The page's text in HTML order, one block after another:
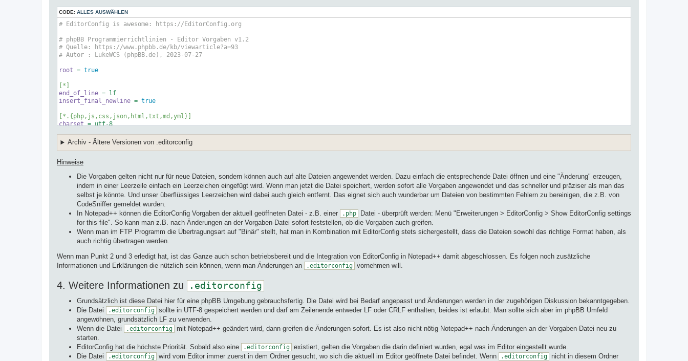
CODE: ALLES AUSWÄHLEN
# EditorConfig is awesome: https://EditorConfig.org
# phpBB Programmierrichtlinien - Editor Vorgaben v1.2
# Quelle: https://www.phpbb.de/kb/viewarticle?a=93
# Autor : LukeWCS (phpBB.de), 2023-07-27
root = true
[*]
end_of_line
insert_final_newline = true
[*.{php,js,css,json,html,txt,md,yml}]
charset = utf-8
indent_size = 4
trim_trailing_whitespace
[*.{txt,md,yml}]
[*.{json,yml}]
indent_style
Archiv - Ältere Versionen von .editorconfig
Hinweise
Die Vorgaben gelten nicht nur für neue Dateien, sondern können auch auf alte Dateien angewendet werden. Dazu einfach die entsprechende Datei öffnen und eine "Änderung" erzeugen,
indem in einer Leerzeile einfach ein Leerzeichen eingefügt wird. Wenn man jetzt die Datei speichert, werden sofort alle Vorgaben angewendet und das schneller und präziser als man das
selbst je könnte. Und unser überflüssiges Leerzeichen wird dabei auch gleich entfernt. Das eignet sich auch wunderbar um Dateien von bestimmten Fehlern zu bereinigen, die z.B. von
CodeSniffer gemeldet wurden.
In Notepad++ können die EditorConfig Vorgaben der aktuell geöffneten Datei - z.B. einer
.php
Datei - überprüft werden: Menü "Erweiterungen > EditorConfig > Show EditorConfig settings
for this file". So kann man z.B. nach Änderungen an der Vorgaben-Datei sofort feststellen, ob die Vorgaben auch greifen.
Wenn man im FTP Programm die Übertragungsart auf "Binär" stellt, hat man in Kombination mit EditorConfig stets sichergestellt, dass die Dateien sowohl das richtige Format haben, als
auch richtig übertragen werden.
Wenn man Punkt 2 und 3 erledigt hat, ist das Ganze auch schon betriebsbereit und die Integration von EditorConfig in Notepad++ damit abgeschlossen. Es folgen noch zusätzliche
Informationen und Erklärungen die nützlich sein können, wenn man Änderungen an
.editorconfig vornehmen will.
4. Weitere Informationen zu .editorconfig
Grundsätzlich ist diese Datei hier für eine phpBB Umgebung gebrauchsfertig. Die Datei wird bei Bedarf angepasst und Änderungen werden in der zugehörigen Diskussion bekanntgegeben.
Die Datei
.editorconfig sollte in UTF-8 gespeichert werden und darf am Zeilenende entweder LF oder CRLF enthalten, beides ist erlaubt. Man sollte sich aber im phpBB Umfeld
angewöhnen, grundsätzlich LF zu verwenden.
Wenn die Datei
.editorconfig
mit Notepad++ geändert wird, dann greifen die Änderungen sofort. Es ist also nicht nötig Notepad++ nach Änderungen an der Vorgaben-Datei neu zu
starten.
EditorConfig hat die höchste Priorität. Sobald also eine
.editorconfig existiert, gelten die Vorgaben die darin definiert wurden, egal was im Editor eingestellt wurde.
Die Datei
.editorconfig wird vom Editor immer zuerst in dem Ordner gesucht, wo sich die aktuell im Editor geöffnete Datei befindet. Wenn .editorconfig
nicht in diesem Ordner